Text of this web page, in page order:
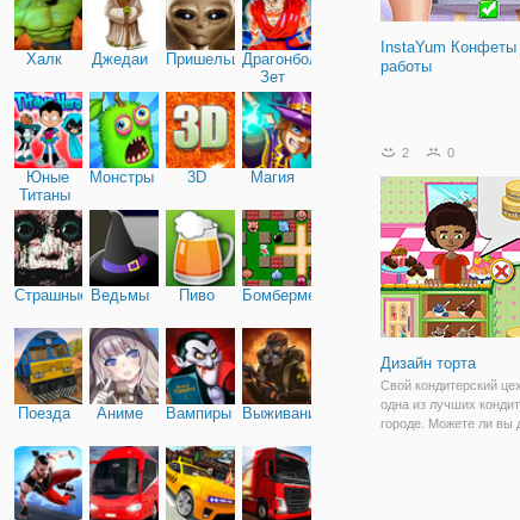
Халк Джедаи ПришельцыДрагонболл
Зет
Юные
Титаны
Монстры 3D Магия
Страшные Ведьмы Пиво Бомбермен
Поезда Аниме Вампиры Выживание
InstaYum Конфеты
работы
2 0
Дизайн торта
Свой кондитерский
одна из лучших
городе. Можете ли вы